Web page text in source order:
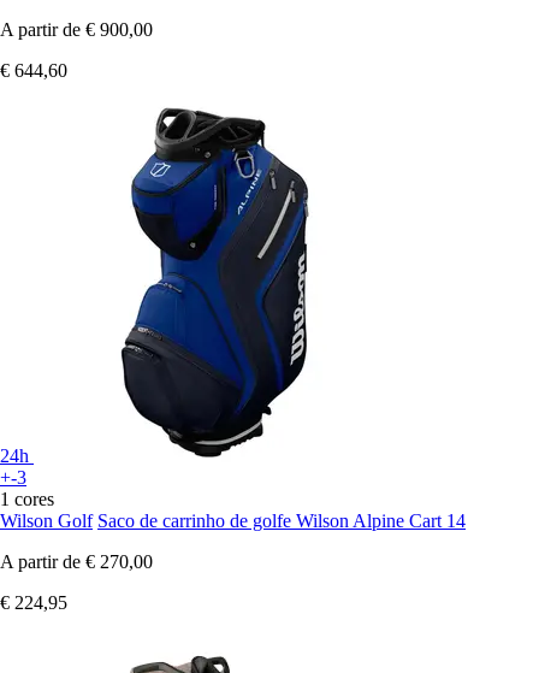
A partir de € 900,00
€ 644,60
24h
+-3
1 cores
Wilson Golf Saco de carrinho de golfe Wilson Alpine Cart 14
A partir de € 270,00
€ 224,95